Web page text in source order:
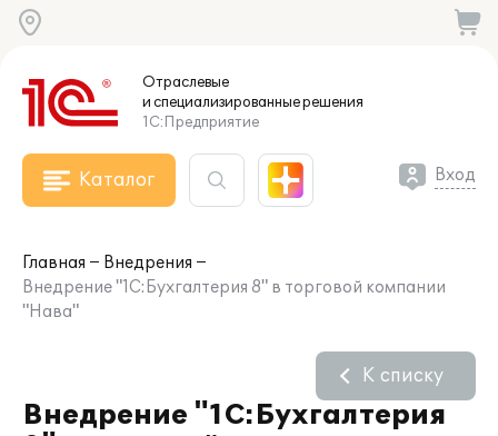
Отраслевые
и специализированныерешения
1С:Предприятие
Каталог Вход
Главная
Внедрения
Внедрение "1С:Бухгалтерия 8" в торговой компании
"Нава"
Внедрение "1С:Бухгалтерия
К списку